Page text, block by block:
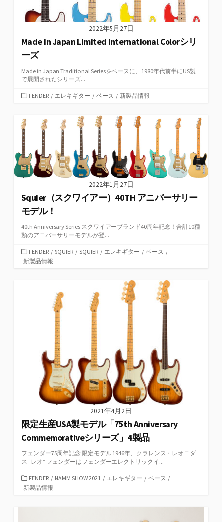
2022年5月27日
Made in Japan Limited International Colorシリ
ーズ
Made in Japan Traditional Seriesをベースに、1980年代前半にUS製
で展開されたシリーズ...
カFENDER / エレキギター / ベース / 新製品情報
2022年1月27日
Squier（スクワイアー）40TH アニバーサリー
モデル！
40th Anniversary Series スクワイアーブランド40周年記念！合計10種
類のアニバーサリーモデルが登...
カ
テ
FENDER / SQUIER / SQUIER / エレキギター / ベース /
新製品情報
2021年4月2日
限定生産USA製モデル「75th Anniversary
Commemorativeシリーズ」4製品
フェンダー75周年記念 限定モデル 1946年、クラレンス・レオニダ
ス “レオ” フェンダーはフェンダーエレクトリックイ...
カ
テ
FENDER / NAMM SHOW 2021 / エレキギター / ベース /
新製品情報